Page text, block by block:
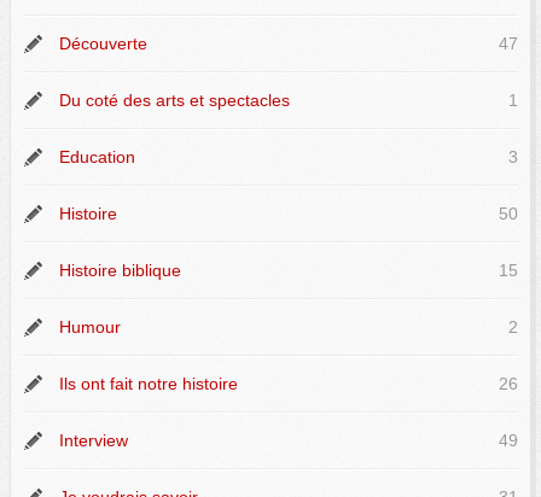
Découverte 47
Du coté des arts et spectacles 1
Education 3
Histoire 50
Histoire biblique 15
Humour 2
Ils ont fait notre histoire 26
Interview 49